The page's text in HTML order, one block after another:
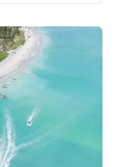
em junho é